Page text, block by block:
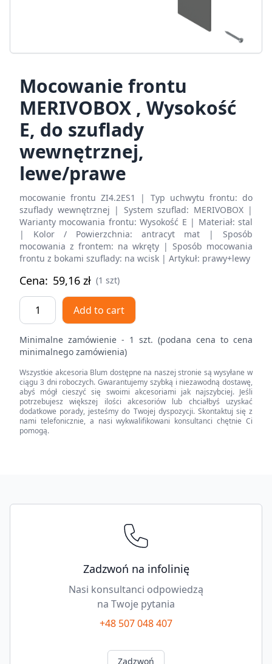
Mocowanie frontu
MERIVOBOX , Wysokość
E, do szuflady
wewnętrznej,
lewe/prawe
mocowanie frontu ZI4.2ES1 | Typ uchwytu frontu: do
szuflady wewnętrznej | System szuflad: MERIVOBOX |
Warianty mocowania frontu: Wysokość E | Materiał: stal
| Kolor / Powierzchnia: antracyt mat | Sposób
mocowania z frontem: na wkręty | Sposób mocowania
frontu z bokami szuflady: na wcisk | Artykuł: prawy+lewy
Cena: 59,16 zł (1 szt)
Mocowanie
frontu
,
Wysokość
E,
do
szuflady
wewnętrznej,
lewe/prawe
Add to cart
Minimalne zamówienie - 1 szt. (podana cena to cena
minimalnego zamówienia)
Wszystkie akcesoria Blum dostępne na naszej stronie są wysyłane w
ciągu 3 dni roboczych. Gwarantujemy szybką i niezawodną dostawę,
abyś mógł cieszyć się swoimi akcesoriami jak najszybciej. Jeśli
potrzebujesz większej ilości akcesoriów lub chciałbyś uzyskać
dodatkowe porady, jesteśmy do Twojej dyspozycji. Skontaktuj się z
nami telefonicznie, a nasi wykwalifikowani konsultanci chętnie Ci
pomogą.
Zadzwoń na infolinię
Nasi konsultanci odpowiedzą
na Twoje pytania
+48 507 048 407
Zadzwoń